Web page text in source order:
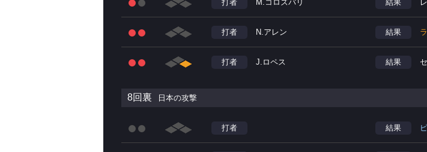
打者 M.コロズバリ 結果
打者 N.アレン 結果
打者 J.ロペス 結果
8回裏 日本の攻撃
打者 結果